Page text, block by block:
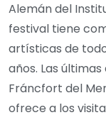
Alemán del
festival tiene
artísticas de
años. Las
Fráncfort del
ofrece a los